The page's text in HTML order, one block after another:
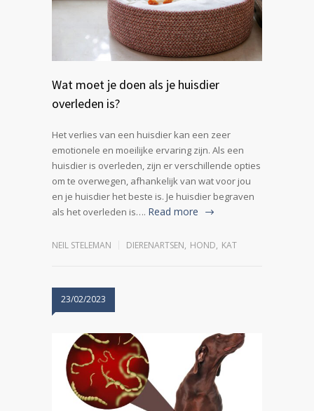
Wat moet je doen als je huisdier
overleden is?
Het verlies van een huisdier kan een zeer
emotionele en moeilijke ervaring zijn. Als een
huisdier is overleden, zijn er verschillende opties
om te overwegen, afhankelijk van wat voor jou
en je huisdier het beste is. Je huisdier begraven
als het overleden is…. Read more
NEIL STELEMAN DIERENARTSEN, HOND, KAT
23/02/2023